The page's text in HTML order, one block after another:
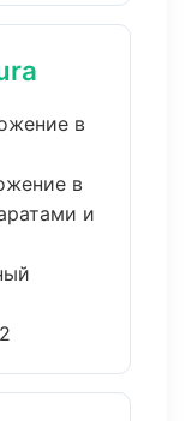
в
в
и